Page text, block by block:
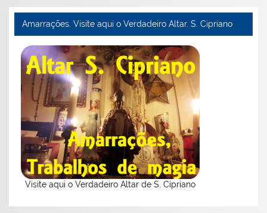
Amarrações. Visite aqui o Verdadeiro Altar. S. Cipriano
Visite aqui o Verdadeiro Altar de S. Cipriano